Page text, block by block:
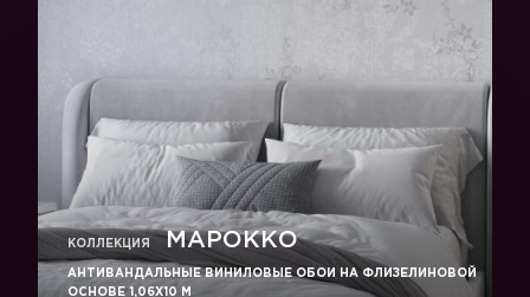
КОЛЛЕКЦИЯ МАРОККО
АНТИВАНДАЛЬНЫЕ ВИНИЛОВЫЕ ОБОИ НА ФЛИЗЕЛИНОВОЙ
ОСНОВЕ 1,06Х10 М